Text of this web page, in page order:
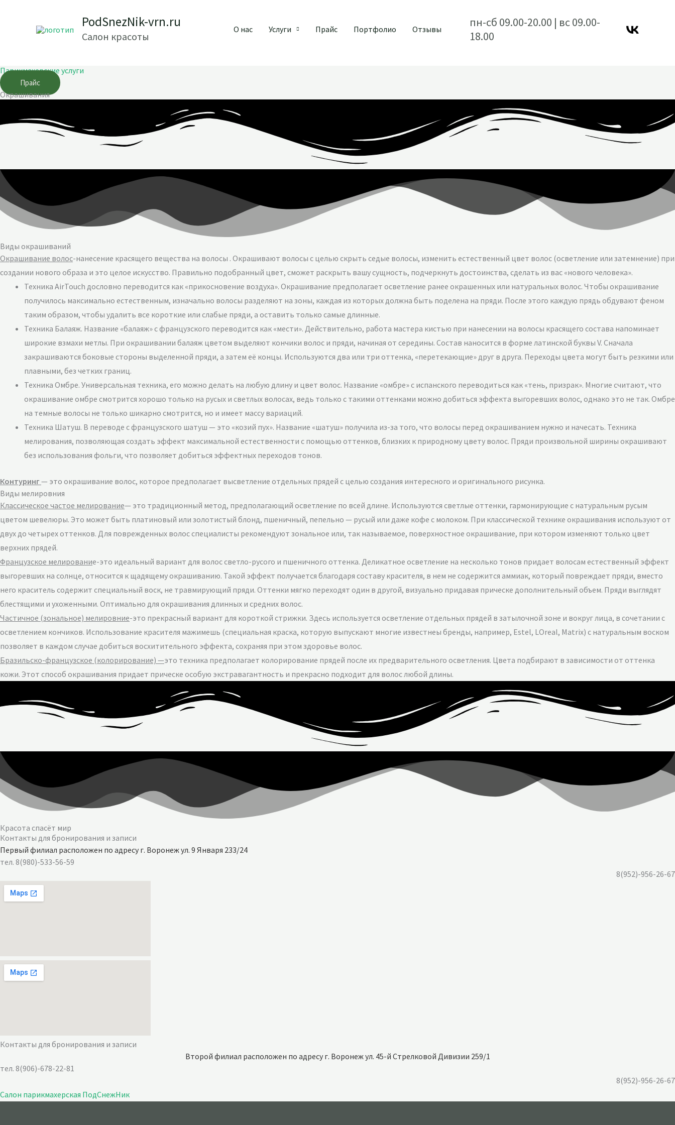
содержимому
PodSnezNik-vrn.ru
Салон красоты
О нас Услуги Прайс Портфолио Отзывы
пн-сб 09.00-20.00 | вс 09.00-
18.00
Парикмахерские услуги
Прайс
Окрашивания
Виды окрашиваний
Окрашивание волос-нанесение красящего вещества на волосы . Окрашивают волосы с целью скрыть седые волосы, изменить естественный цвет волос (осветление или затемнение) при
создании нового образа и это целое искусство. Правильно подобранный цвет, сможет раскрыть вашу сущность, подчеркнуть достоинства, сделать из вас «нового человека».
Техника АirTouch дословно переводится как «прикосновение воздуха». Окрашивание предполагает осветление ранее окрашенных или натуральных волос. Чтобы окрашивание
получилось максимально естественным, изначально волосы разделяют на зоны, каждая из которых должна быть поделена на пряди. После этого каждую прядь обдувают феном
таким образом, чтобы удалить все короткие или слабые пряди, а оставить только самые длинные.
Техника Балаяж. Название «балаяж» с французского переводится как «мести». Действительно, работа мастера кистью при нанесении на волосы красящего состава напоминает
широкие взмахи метлы. При окрашивании балаяж цветом выделяют кончики волос и пряди, начиная от середины. Состав наносится в форме латинской буквы V. Сначала
закрашиваются боковые стороны выделенной пряди, а затем её концы. Используются два или три оттенка, «перетекающие» друг в друга. Переходы цвета могут быть резкими или
плавными, без четких границ.
Техника Омбре. Универсальная техника, его можно делать на любую длину и цвет волос. Название «омбре» с испанского переводиться как «тень, призрак». Многие считают, что
окрашивание омбре смотрится хорошо только на русых и светлых волосах, ведь только с такими оттенками можно добиться эффекта выгоревших волос, однако это не так. Омбре
на темные волосы не только шикарно смотрится, но и имеет массу вариаций.
Техника Шатуш. В переводе с французского шатуш — это «козий пух». Название «шатуш» получила из-за того, что волосы перед окрашиванием нужно и начесать. Техника
мелирования, позволяющая создать эффект максимальной естественности с помощью оттенков, близких к природному цвету волос. Пряди произвольной ширины окрашивают
без использования фольги, что позволяет добиться эффектных переходов тонов.
Контуринг— это окрашивание волос, которое предполагает высветление отдельных прядей с целью создания интересного и оригинального рисунка.
Виды мелировния
Классическое частое мелирование— это традиционный метод, предполагающий осветление по всей длине. Используются светлые оттенки, гармонирующие с натуральным русым
цветом шевелюры. Это может быть платиновый или золотистый блонд, пшеничный, пепельно — русый или даже кофе с молоком. При классической технике окрашивания используют от
двух до четырех оттенков. Для поврежденных волос специалисты рекомендуют зональное или, так называемое, поверхностное окрашивание, при котором изменяют только цвет
верхних прядей.
Французское мелирование-это идеальный вариант для волос светло-русого и пшеничного оттенка. Деликатное осветление на несколько тонов придает волосам естественный эффект
выгоревших на солнце, относится к щадящему окрашиванию. Такой эффект получается благодаря составу красителя, в нем не содержится аммиак, который повреждает пряди, вместо
него краситель содержит специальный воск, не травмирующий пряди. Оттенки мягко переходят один в другой, визуально придавая прическе дополнительный объем. Пряди выглядят
блестящими и ухоженными. Оптимально для окрашивания длинных и средних волос.
Частичное (зональное) мелировние-это прекрасный вариант для короткой стрижки. Здесь используется осветление отдельных прядей в затылочной зоне и вокруг лица, в сочетании с
осветлением кончиков. Использование красителя мажимешь (специальная краска, которую выпускают многие известнеы бренды, например, Estel, LOreal, Matrix) с натуральным воском
позволяет в каждом случае добиться восхитительного эффекта, сохраняя при этом здоровье волос.
Бразильско-французское (колорирование) —это техника предполагает колорирование прядей после их предварительного осветления. Цвета подбирают в зависимости от оттенка
кожи. Этот способ окрашивания придает прическе особую экстравагантность и прекрасно подходит для волос любой длины.
Красота спасёт мир
Контакты для бронирования и записи
Первый филиал расположен по адресу г. Воронеж ул. 9 Января 233/24
тел. 8(980)-533-56-59
8(952)-956-26-67
Контакты для бронирования и записи
Второй филиал расположен по адресу г. Воронеж ул. 45-й Стрелковой Дивизии 259/1
тел. 8(906)-678-22-81
8(952)-956-26-67
Салон парикмахерская ПодСнежНик